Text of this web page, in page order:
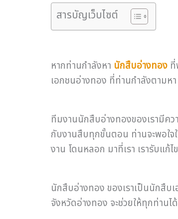
สารบัญเว็บไซต์
หากท่านกำลังหา นักสืบอ่างทอง
เอกชนอ่างทอง ที่ท่านกำลังตามหา
ทีมงานนักสืบอ่างทองของเรามีค
กับงานสืบทุกขั้นตอน ท่านจะพอใจ
งาน โดนหลอก มาที่เรา เรารับแก้
นักสืบอ่างทอง ของเราเป็นนักสืบ
จังหวัดอ่างทอง จะช่วยให้ทุกท่าน